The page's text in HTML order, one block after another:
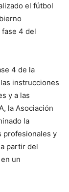
el fútbol
4 del
4 de la
instrucciones
y a las
la Asociación
la
profesionales y
partir del
un